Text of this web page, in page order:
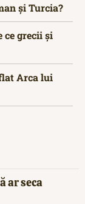
și Turcia?
ce grecii și
Arca lui
ar seca